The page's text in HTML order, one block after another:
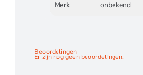
Merk onbekend
Beoordelingen
Er zijn nog geen beoordelingen.